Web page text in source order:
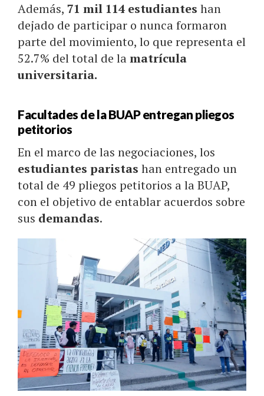
Además, 71 mil 114 estudiantes han
dejado de participar o nunca formaron
parte del movimiento, lo que representa el
52.7% del total de lamatrícula
universitaria.
Facultades de la BUAP entregan pliegos
petitorios
En el marco de las negociaciones, los
estudiantes paristas han entregado un
total de 49 pliegos petitorios a la BUAP,
con el objetivo de entablar acuerdos sobre
sus demandas.